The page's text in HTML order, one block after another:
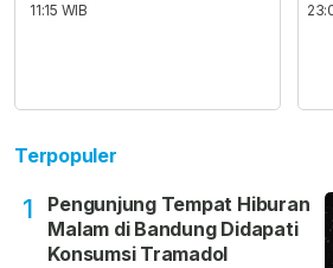
11:15 WIB
Terpopuler
1
Pengunjung Tempat Hiburan
Malam di Bandung Didapati
Konsumsi Tramadol